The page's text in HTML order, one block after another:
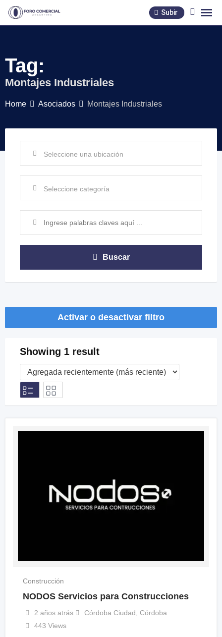
Skip
Subir
Tag:
Montajes Industriales
Home Asociados Montajes Industriales
Buscar
Activar o desactivar filtro
Showing 1 result
Construcción
NODOS Servicios para Construcciones
2 años atrás Córdoba Ciudad Córdoba
443 Views